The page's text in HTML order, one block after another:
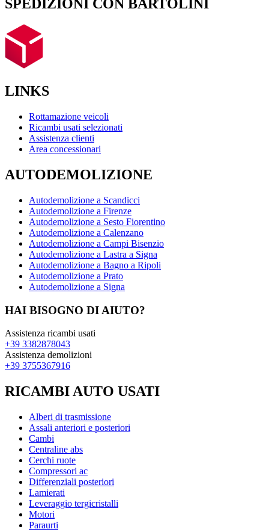
SPEDIZIONI CON BARTOLINI
LINKS
Rottamazione veicoli
Ricambi usati selezionati
Assistenza clienti
Area concessionari
AUTODEMOLIZIONE
Autodemolizione a Scandicci
Autodemolizione a Firenze
Autodemolizione a Sesto Fiorentino
Autodemolizione a Calenzano
Autodemolizione a Campi Bisenzio
Autodemolizione a Lastra a Signa
Autodemolizione a Bagno a Ripoli
Autodemolizione a Prato
Autodemolizione a Signa
HAI BISOGNO DI AIUTO?
Assistenza ricambi usati
+39 3382878043
Assistenza demolizioni
+39 3755367916
RICAMBI AUTO USATI
Alberi di trasmissione
Assali anteriori e posteriori
Cambi
Centraline abs
Cerchi ruote
Compressori ac
Differenziali posteriori
Lamierati
Leveraggio tergicristalli
Motori
Paraurti